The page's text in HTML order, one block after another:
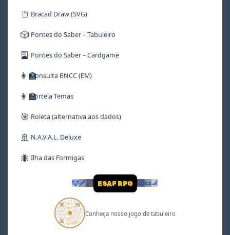
🖱️ Bracad Draw (SVG)
🎲 Pontes do Saber – Tabuleiro
🎴 Pontes do Saber – Cardgame
👩‍🏫Consulta BNCC (EM)
👩‍🏫Sorteia Temas
🎯 Roleta (alternativa aos dados)
🚢 N.A.V.A.L. Deluxe
🐜 Ilha das Formigas
🤡 🗡🪄 ESAF RPG 👹📜🦼
Conheça nosso jogo de tabuleiro